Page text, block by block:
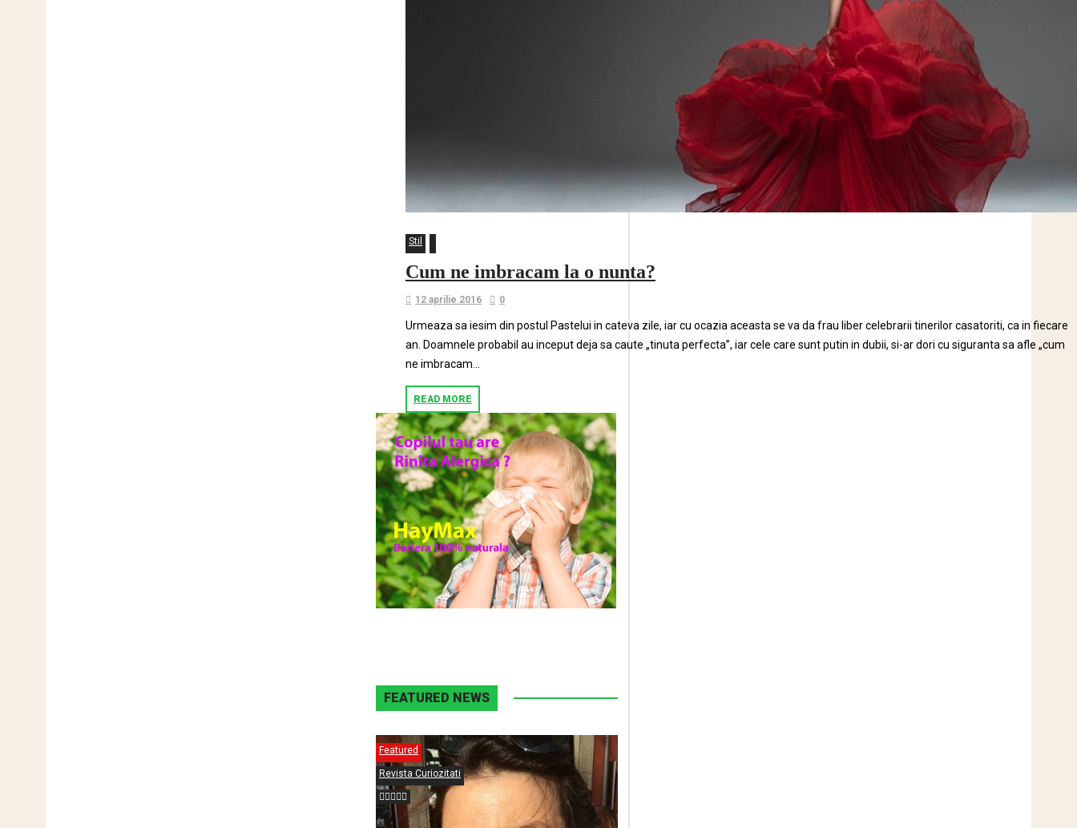
Stil
Cum ne imbracam la o nunta?
12 aprilie 2016 0
Urmeaza sa iesim din postul Pastelui in cateva zile, iar cu ocazia aceasta se va da frau liber celebrarii tinerilor casatoriti, ca in fiecare
an. Doamnele probabil au inceput deja sa caute „tinuta perfecta”, iar cele care sunt putin in dubii, si-ar dori cu siguranta sa afle „cum
ne imbracam...
READ MORE
FEATURED NEWS
Featured
Revista Curiozitati